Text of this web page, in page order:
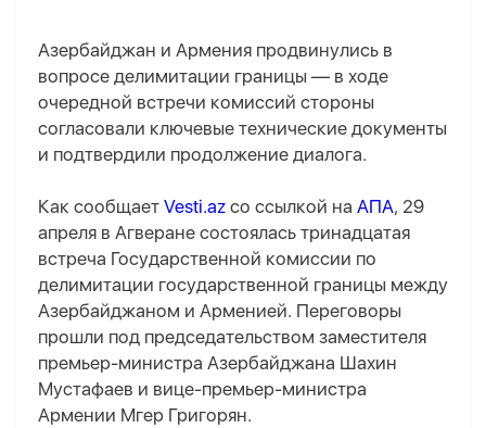
Азербайджан и Армения продвинулись в
вопросе делимитации границы — в ходе
очередной встречи комиссий стороны
согласовали ключевые технические документы
и подтвердили продолжение диалога.
Как сообщает Vesti.az со ссылкой на АПА, 29
апреля в Агверане состоялась тринадцатая
встреча Государственной комиссии по
делимитации государственной границы между
Азербайджаном и Арменией. Переговоры
прошли под председательством заместителя
премьер-министра Азербайджана Шахин
Мустафаев и вице-премьер-министра
Армении Мгер Григорян.